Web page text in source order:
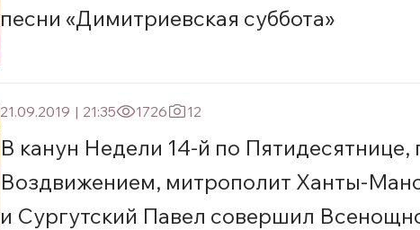
песни «Димитриевская суббота»
21.09.2019 | 21:35 1726 12
В канун Недели 14-й по Пятидесятнице,
Воздвижением, митрополит Ханты-
и Сургутский Павел совершил